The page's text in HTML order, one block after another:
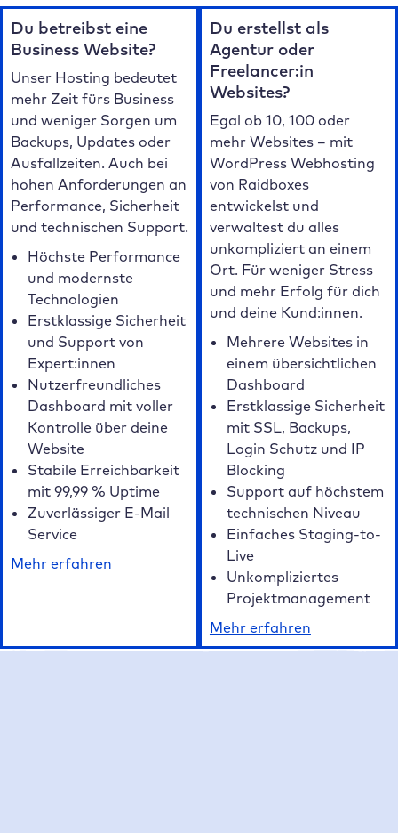
Du betreibst eine
Business Website?
Unser Hosting bedeutet
mehr Zeit fürs Business
und weniger Sorgen um
Backups, Updates oder
Ausfallzeiten. Auch bei
hohen Anforderungen an
Performance, Sicherheit
und technischen Support.
Höchste Performance
und modernste
Technologien
Erstklassige Sicherheit
und Support von
Expert:innen
Nutzerfreundliches
Dashboard mit voller
Kontrolle über deine
Website
Stabile Erreichbarkeit
mit 99,99 % Uptime
Zuverlässiger E-Mail
Service
Mehr erfahren
Du erstellst als
Agentur oder
Freelancer:in
Websites?
Egal ob 10, 100 oder
mehr Websites – mit
WordPress Webhosting
von Raidboxes
entwickelst und
verwaltest du alles
unkompliziert an einem
Ort. Für weniger Stress
und mehr Erfolg für dich
und deine Kund:innen.
Mehrere Websites in
einem übersichtlichen
Dashboard
Erstklassige Sicherheit
mit SSL, Backups,
Login Schutz und IP
Blocking
Support auf höchstem
technischen Niveau
Einfaches Staging-to-
Live
Unkompliziertes
Projektmanagement
Mehr erfahren